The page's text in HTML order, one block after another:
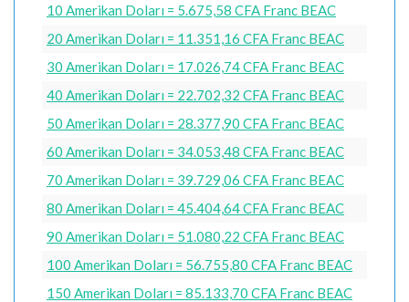
10 Amerikan Doları = 5.675,58 CFA Franc BEAC
20 Amerikan Doları = 11.351,16 CFA Franc BEAC
30 Amerikan Doları = 17.026,74 CFA Franc BEAC
40 Amerikan Doları = 22.702,32 CFA Franc BEAC
50 Amerikan Doları = 28.377,90 CFA Franc BEAC
60 Amerikan Doları = 34.053,48 CFA Franc BEAC
70 Amerikan Doları = 39.729,06 CFA Franc BEAC
80 Amerikan Doları = 45.404,64 CFA Franc BEAC
90 Amerikan Doları = 51.080,22 CFA Franc BEAC
100 Amerikan Doları = 56.755,80 CFA Franc BEAC
150 Amerikan Doları = 85.133,70 CFA Franc BEAC